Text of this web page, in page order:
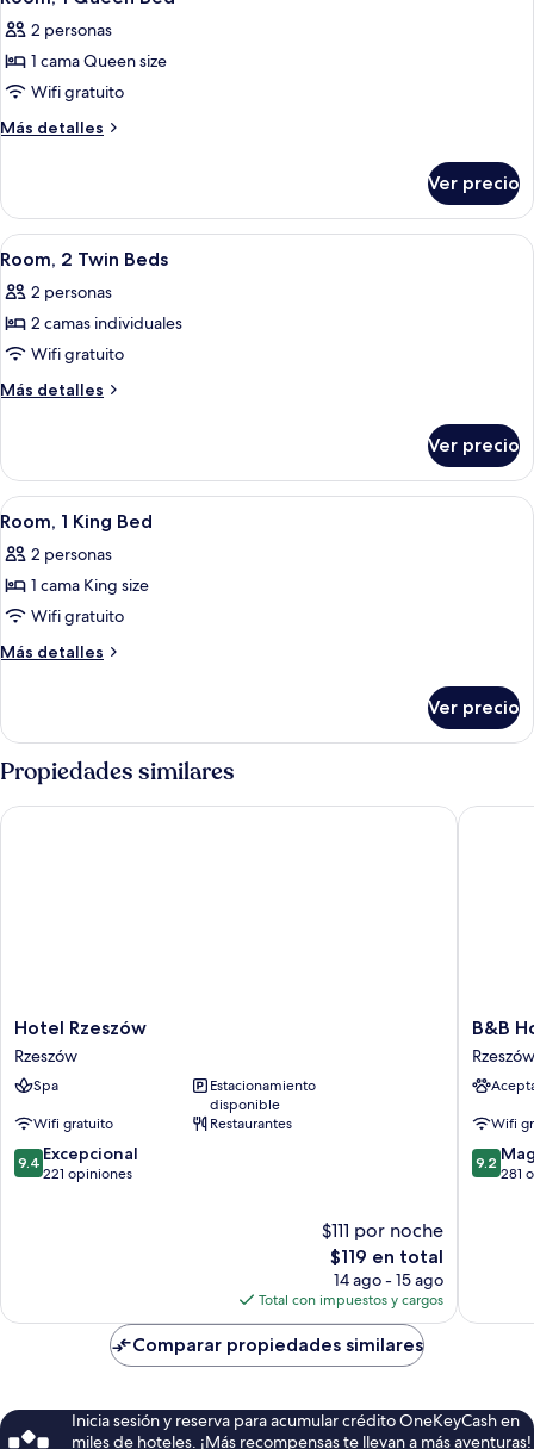
personas
discapacitadas
con
acceso
personas
discapacitadas
todas
las
fotos
de
Room,
Bed
2 personas
1 cama Queen size
Wifi gratuito
Más detalles
Más
1
Queen
Bed
Ver precio
Abrir
todas
las
fotos
de
Room,
Beds
Una habitación de hotel con dos
5
Room, 2 Twin Beds
2 personas
2 camas individuales
Wifi gratuito
Más detalles
Más
2
Twin
Beds
Ver precio
Abrir
todas
las
fotos
de
Room,
Bed
Habitación de hotel con una cama
10
Room, 1 King Bed
2 personas
1 cama King size
Wifi gratuito
Más detalles
Más
1
Bed
Ver precio
Propiedades similares
Hotel
Rzeszów
Rzeszów
Hotel Rzeszów
Rzeszów
Spa
Estacionamiento
disponible
Wifi gratuito
Restaurantes
9.4
de
9.4 Excepcional
221 opiniones
$111 por noche
El
precio
actual
es
de
$119
$119 en total
14 ago - 15 ago
Total con impuestos y cargos
Hotel Rzeszów
B&B
Hotel
Rzeszów
B&B
Rzeszów
Wifi
9.2
de
9.2
281
B&B
Comparar propiedades similares
Inicia sesión y reserva para acumular crédito OneKeyCash en
miles de hoteles. ¡Más recompensas te llevan a más aventuras!